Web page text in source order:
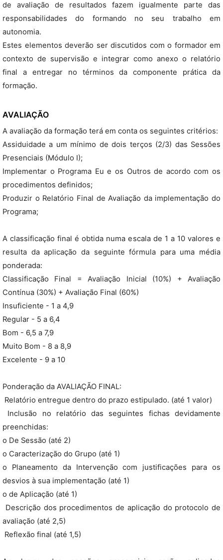
de avaliação de resultados fazem igualmente parte das
responsabilidades do formando no seu trabalho em
autonomia.
Estes elementos deverão ser discutidos com o formador em
contexto de supervisão e integrar como anexo o relatório
final a entregar no términos da componente prática da
formação.
AVALIAÇÃO
A avaliação da formação terá em conta os seguintes critérios:
Assiduidade a um mínimo de dois terços (2/3) das Sessões
Presenciais (Módulo I);
Implementar o Programa Eu e os Outros de acordo com os
procedimentos definidos;
Produzir o Relatório Final de Avaliação da implementação do
Programa;
A classificação final é obtida numa escala de 1 a 10 valores e
resulta da aplicação da seguinte fórmula para uma média
ponderada:
Classificação Final = Avaliação Inicial (10%) + Avaliação
Contínua (30%) + Avaliação Final (60%)
Insuficiente - 1 a 4,9
Regular - 5 a 6,4
Bom - 6,5 a 7,9
Muito Bom - 8 a 8,9
Excelente - 9 a 10
Ponderação da AVALIAÇÃO FINAL:
 Relatório entregue dentro do prazo estipulado. (até 1 valor)
 Inclusão no relatório das seguintes fichas devidamente
preenchidas:
o De Sessão (até 2)
o Caracterização do Grupo (até 1)
o Planeamento da Intervenção com justificações para os
desvios à sua implementação (até 1)
o de Aplicação (até 1)
 Descrição dos procedimentos de aplicação do protocolo de
avaliação (até 2,5)
 Reflexão final (até 1,5)